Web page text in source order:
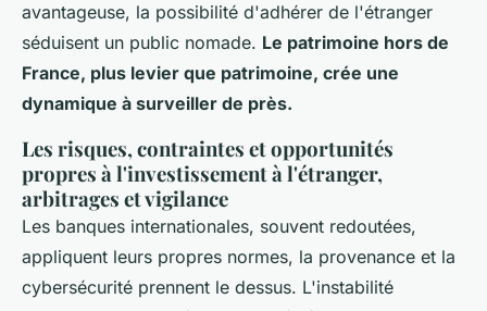
avantageuse, la possibilité d'adhérer de l'étranger
séduisent un public nomade. Le patrimoine hors de
France, plus levier que patrimoine, crée une
dynamique à surveiller de près.
Les risques, contraintes et opportunités
propres à l'investissement à l'étranger,
arbitrages et vigilance
Les banques internationales, souvent redoutées,
appliquent leurs propres normes, la provenance et la
cybersécurité prennent le dessus. L'instabilité